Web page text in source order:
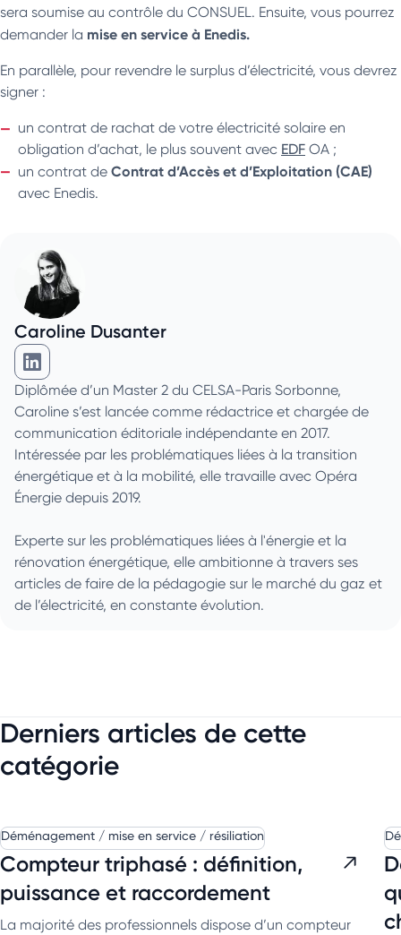
sera soumise au contrôle du CONSUEL. Ensuite, vous pourrez
demander la mise en service à Enedis.
En parallèle, pour revendre le surplus d’électricité, vous devrez
signer :
un contrat de rachat de votre électricité solaire en
obligation d’achat, le plus souvent avec EDF OA ;
un contrat de Contrat d’Accès et d’Exploitation (CAE)
avec Enedis.
Caroline Dusanter
Caroline Dusanter sur Linkedin
Diplômée d’un Master 2 du CELSA-Paris Sorbonne,
Caroline s’est lancée comme rédactrice et chargée de
communication éditoriale indépendante en 2017.
Intéressée par les problématiques liées à la transition
énergétique et à la mobilité, elle travaille avec Opéra
Énergie depuis 2019.
Experte sur les problématiques liées à l'énergie et la
rénovation énergétique, elle ambitionne à travers ses
articles de faire de la pédagogie sur le marché du gaz et
de l’électricité, en constante évolution.
Derniers articles de cette
catégorie
Déménagement / mise en service / résiliation
Compteur triphasé : définition,
puissance et raccordement
La majorité des professionnels dispose d’un compteur